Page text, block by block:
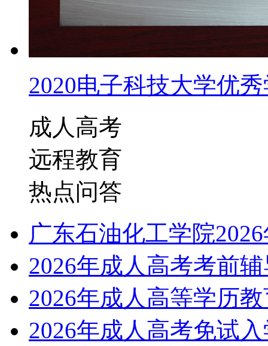
2020电子科技大学优
成人高考
远程教育
热点问答
广东石油化工学院
2026年成人高考考前
2026年成人高等学历
2026年成人高考免试